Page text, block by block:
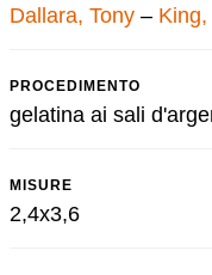
Dallara, Tony –
PROCEDIMENTO
gelatina ai sali
MISURE
2,4x3,6